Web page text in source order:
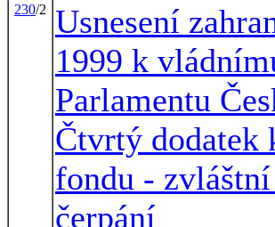
230/2
Usnesení
1999 k
Parlamentu
Čtvrtý dodatek
fondu -
čerpání